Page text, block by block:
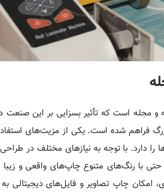
و مجله است که تأثیر بسزایی بر این صنعت
فراهم شده است. یکی از مزیت‌های
دارد. با توجه به نیازهای مختلف در طراحی
با رنگ‌های متنوع چاپ‌های واقعی و زیبا
امکان چاپ تصاویر و فایل‌های دیجیتالی